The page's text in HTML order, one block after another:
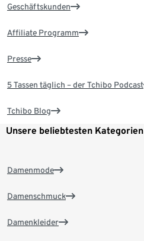
Geschäftskunden
Affiliate Programm
Presse
5 Tassen täglich – der Tchibo Podcast
Tchibo Blog
Unsere beliebtesten Kategorien
Damenmode
Damenschmuck
Damenkleider